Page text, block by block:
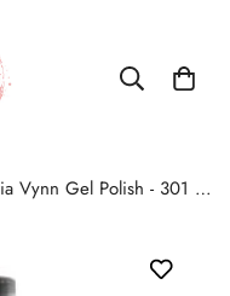
Victoria Vynn Gel Polish - 301 Locked in Red 8ml